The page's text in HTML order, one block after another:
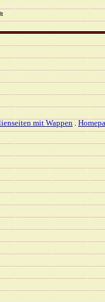
mit Wappen .